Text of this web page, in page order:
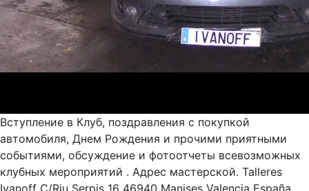
Вступление в Клуб, поздравления с покупкой
автомобиля, Днем Рождения и прочими приятными
событиями, обсуждение и фотоотчеты всевозможных
клубных мероприятий . Адрес мастерской. Talleres
Ivanoff C/Riu Serpis 16 46940 Manises Valencia España